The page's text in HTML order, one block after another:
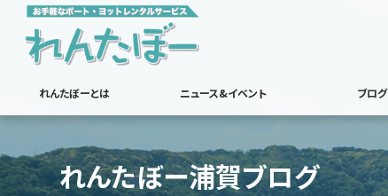
れんたぼーとは ニュース&イベント ブログ
れんたぼー浦賀ブログ